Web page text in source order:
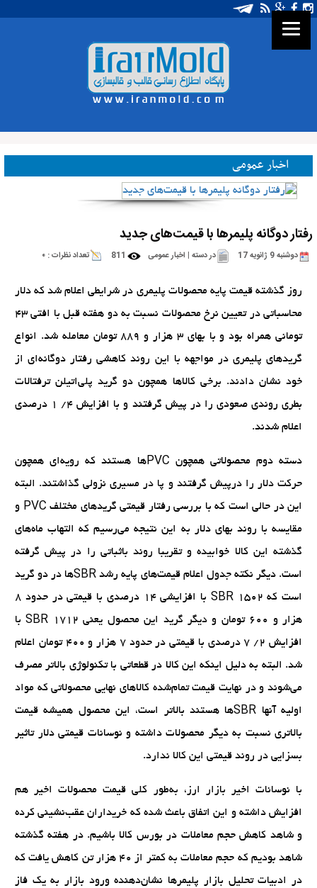
اخبار عمومی
رفتار دوگانه پلیمرها با قیمت‌های جدید
دوشنبه 9 ژانویه 17 در دسته | اخبار عمومی 811 تعداد نظرات : ۰
روز گذشته قیمت پایه محصولات پلیمری در شرایطی اعلام شد که دلار
محاسباتی در تعیین نرخ محصولات نسبت به دو هفته قبل با افتی ۴۳
تومانی همراه بود و با بهای ۳ هزار و ۸۸۹ تومان معامله شد. انواع
گرید‌های پلیمری در مواجهه با این روند کاهشی رفتار دوگانه‌ای از
خود نشان دادند. برخی کالاها همچون دو گرید پلی‌اتیلن ترفتالات
بطری روندی صعودی را در پیش گرفتند و با افزایش ۴/ ۱ درصدی
اعلام شدند.
دسته دوم محصولاتی همچون PVC‌ها هستند که رویه‌ای همچون
حرکت دلار را درپیش گرفتند و پا در مسیری نزولی گذاشتند. البته
این در حالی است که با بررسی رفتار قیمتی گریدهای مختلف PVC و
مقایسه با روند بهای دلار به این نتیجه می‌رسیم که التهاب ماه‌های
گذشته این کالا خوابیده و تقریبا روند با‌ثباتی را در پیش گرفته
است. دیگر نکته جدول اعلام قیمت‌های پایه رشد SBR‌ها در دو گرید
است که SBR 1502 با افزایشی ۱۴ درصدی با قیمتی در حدود ۸
هزار و ۶۰۰ تومان و دیگر گرید این محصول یعنی SBR 1712 با
افزایش ۲/ ۷ درصدی با قیمتی در حدود ۷ هزار و ۴۰۰ تومان اعلام
شد. البته به دلیل اینکه این کالا در قطعاتی با تکنولوژی بالاتر مصرف
می‌شوند و در نهایت قیمت تمام‌شده کالاهای نهایی محصولاتی که مواد
اولیه آنها SBR‌ها هستند بالاتر است، این محصول همیشه قیمت
بالاتری نسبت به دیگر محصولات داشته و نوسانات قیمتی دلار تاثیر
بسزایی در روند قیمتی این کالا ندارد.
با نوسانات اخیر بازار ارز، به‌طور کلی قیمت محصولات اخیر هم
افزایش داشته و این اتفاق باعث شده که خریداران عقب‌نشینی کرده
و شاهد کاهش حجم معاملات در بورس کالا باشیم. در هفته گذشته
شاهد بودیم که حجم معاملات به کمتر از ۴۰ هزار تن کاهش یافت که
در ادبیات تحلیل بازار پلیمرها نشان‌دهنده ورود بازار به یک فاز